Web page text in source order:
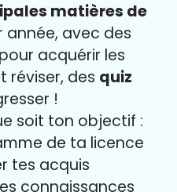
matières de
année, avec des
pour acquérir les
réviser, des quiz
!
soit ton objectif :
de ta licence
tes acquis
connaissances